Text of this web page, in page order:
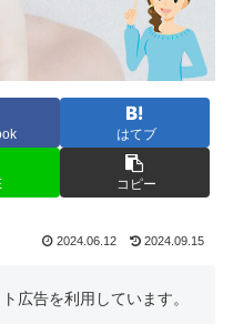
はてブ
コピー
2024.06.12 2024.09.15
広告を利用しています。